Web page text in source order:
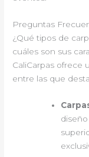
Preguntas
¿Qué tipos de
cuáles son sus
CaliCarpas ofrece
entre las que